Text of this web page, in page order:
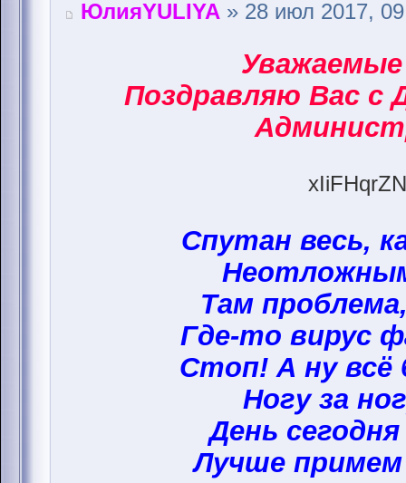
ЮлияYULIYA » 28 июл 2017,
Поздравляю Вас с
Спутан весь,
Там
Где-то вирус
Стоп! А ну всё
Ногу за
День
Лучше